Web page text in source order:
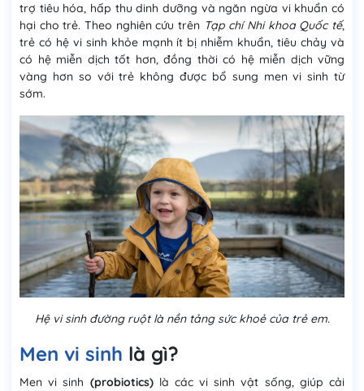
trợ tiêu hóa, hấp thu dinh dưỡng và ngăn ngừa vi khuẩn có
hại cho trẻ. Theo nghiên cứu trên Tạp chí Nhi khoa Quốc tế,
trẻ có hệ vi sinh khỏe mạnh ít bị nhiễm khuẩn, tiêu chảy và
có hệ miễn dịch tốt hơn, đồng thời có hệ miễn dịch vững
vàng hơn so với trẻ không được bổ sung men vi sinh từ
sớm.
Hệ vi sinh đường ruột là nền tảng sức khoẻ của trẻ em.
Men vi sinh là gì?
Men vi sinh (probiotics)là các vi sinh vật sống, giúp cải